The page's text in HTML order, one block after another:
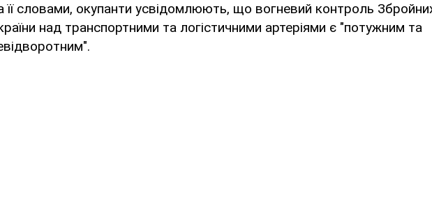
її словами, окупанти усвідомлюють, що вогневий контроль
над транспортними та логістичними артеріями є "потужним та